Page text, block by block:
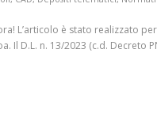
L’articolo è stato realizzato
Il D.L. n. 13/2023 (c.d.